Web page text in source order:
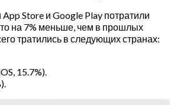
Store и Google Play потратили
на 7% меньше, чем в прошлых
тратились в следующих странах:
15.7%).